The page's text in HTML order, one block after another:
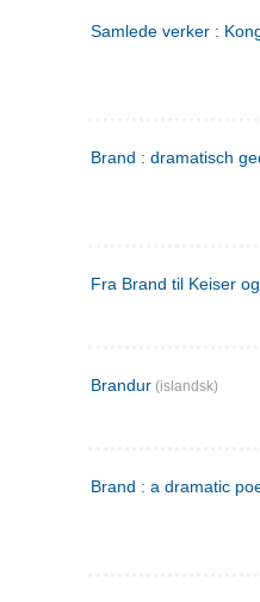
Samlede verker :
Brand : dramatisch
Fra Brand til Keiser
Brandur (islandsk)
Brand : a dramatic